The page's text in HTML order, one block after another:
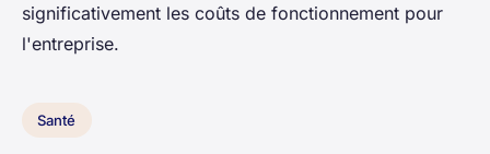
significativement les coûts de fonctionnement pour
l'entreprise.
Santé